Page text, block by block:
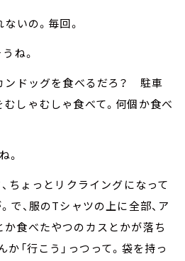
いの。毎回。
ね。
ンドッグを食べるだろ？ 駐車
しゃむしゃ食べて。何個か食べ
。
、ちょっとリクライングになって
で、服のTシャツの上に全部、ア
食べたやつのカスとかが落ち
か「行こう」っつって。袋を持っ